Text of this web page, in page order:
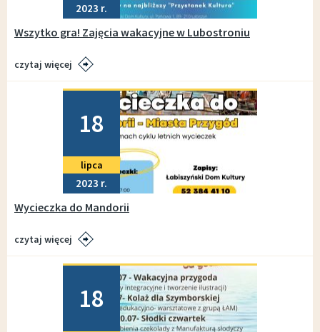
2023
Wszytko gra! Zajęcia wakacyjne w Lubostroniu
czytaj więcej
18
lipca
2023
Wycieczka do Mandorii
czytaj więcej
18